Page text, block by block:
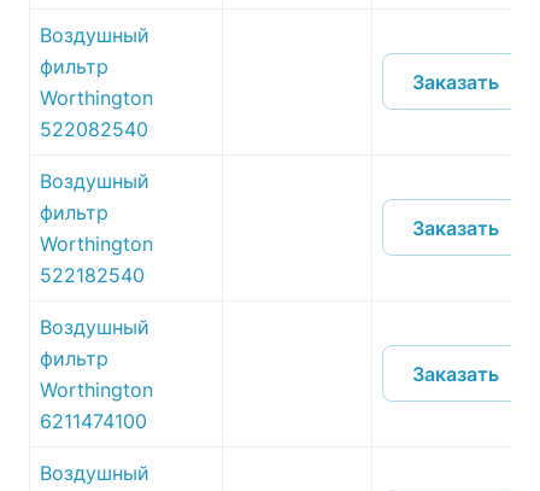
Воздушный
фильтр
Worthington
522082540
Заказать
Воздушный
фильтр
Worthington
522182540
Заказать
Воздушный
фильтр
Worthington
6211474100
Заказать
Воздушный